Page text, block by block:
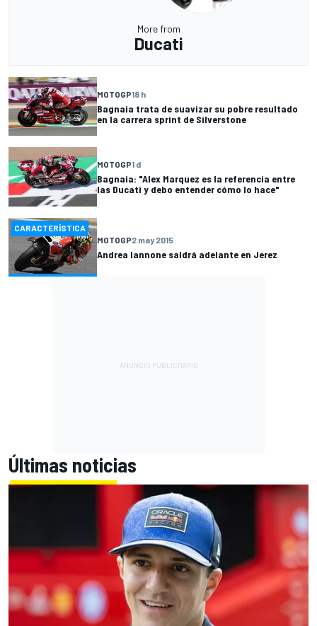
More from
Ducati
MOTOGP18 h
Bagnaia trata de suavizar su pobre resultado
en la carrera sprint de Silverstone
MOTOGP1 d
Bagnaia: "Alex Marquez es la referencia entre
las Ducati y debo entender cómo lo hace"
CARACTERÍSTICA
MOTOGP2 may 2015
Andrea Iannone saldrá adelante en Jerez
Últimas noticias